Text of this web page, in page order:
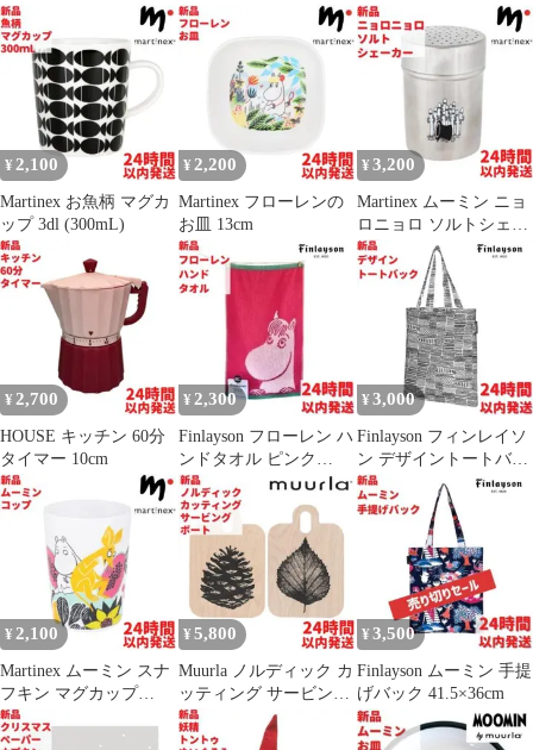
(370mL)
プ 2.5dL(250mL)
クサック 30cm
¥ 2,100
Martinex お魚柄 マグカ
ップ 3dl (300mL)
¥ 2,200
Martinex フローレンの
お皿 13cm
¥ 3,200
Martinex ムーミン ニョ
ロニョロ ソルトシェー
カー 6×9×6cm
¥ 2,700
HOUSE キッチン 60分
タイマー 10cm
¥ 2,300
Finlayson フローレン ハ
ンドタオル ピンク
30×50cm
¥ 3,000
Finlayson フィンレイソ
ン デザイントートバッ
ク 40×36cm
¥ 2,100
Martinex ムーミン スナ
フキン マグカップ
2.25dL(225mL)
¥ 5,800
Muurla ノルディック カ
ッティング サービング
ボード 21×31cm
¥ 3,500
Finlayson ムーミン 手提
げバック 41.5×36cm